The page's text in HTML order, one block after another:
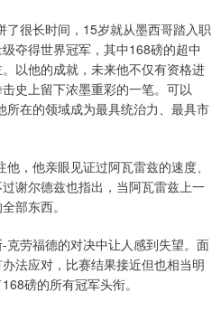
很长时间，15岁就从墨西哥踏入职
夺得世界冠军，其中168磅的超中
以他的成就，未来他不仅有资格进
史上留下浓墨重彩的一笔。可以
在的领域成为最具统治力、最具市
，他亲眼见证过阿瓦雷兹的速度、
谢尔德兹也指出，当阿瓦雷兹上一
部东西。
克劳福德的对决中让人感到失望。面
法应对，比赛结果接近但也相当明
磅的所有冠军头衔。